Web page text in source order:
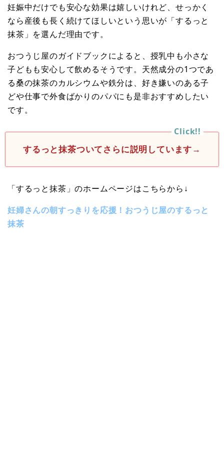
妊娠中だけでも安心な効果は嬉しいけれど、せっかく
なら産後も長く続けてほしいという思いが「するっと
抹茶」を選んだ理由です。
おつうじ屋のガイドブックによると、授乳中も小さな
子どもも安心して飲めるそうです。天然成分の1つであ
る桑の抹茶のカルシウムや鉄分は、好き嫌いのある子
どや仕事で外食ばかりのパパにも是非おすすめしたい
です。
するっと抹茶ついてさらに説明しています→
「するっと抹茶」のホームページはこちらから↓
妊婦さんの朝すっきりを応援！おつうじ屋のするっと
抹茶